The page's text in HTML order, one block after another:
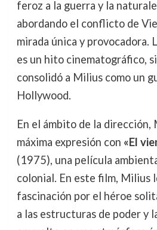
feroz a la guerra y la
abordando el conflicto de
mirada única y provocadora.
es un hito cinematográfico,
consolidó a Milius como un
Hollywood.
En el ámbito de la
máxima expresión con «El
(1975), una película
colonial. En este film, Milius
fascinación por el héroe
a las estructuras de poder y